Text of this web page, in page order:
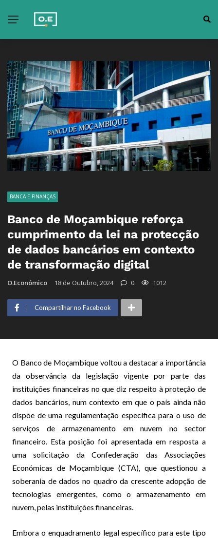
BANCA E FINANÇAS
Banco de Moçambique reforça
cumprimento da lei na protecção
de dados bancários em contexto
de transformação digital
O.Económico 18 de Outubro, 2024 0 1012
Compartilhar no Facebook
O Banco de Moçambique voltou a destacar a importância
da observância da legislação vigente por parte das
instituições financeiras no que diz respeito à proteção de
dados bancários, num contexto em que o país ainda não
dispõe de uma regulamentação específica para o uso de
serviços de armazenamento em nuvem no sector
financeiro. Esta posição foi apresentada em resposta a
uma solicitação da Confederação das Associações
Económicas de Moçambique (CTA), que questionou a
soberania de dados no quadro da crescente adopção de
tecnologias emergentes, como o armazenamento em
nuvem, pelas instituições financeiras.
Embora o enquadramento legal específico para este tipo